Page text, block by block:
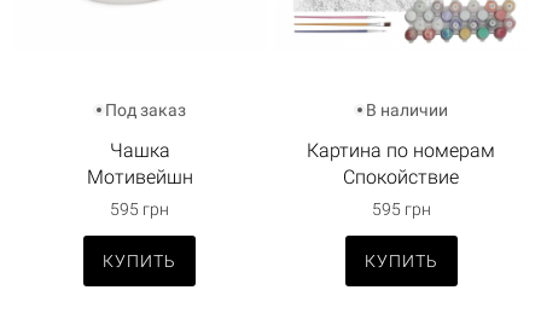
Под заказ
Чашка
Мотивейшн
595 грн
КУПИТЬ
В наличии
Картина по номерам
Спокойствие
595 грн
КУПИТЬ